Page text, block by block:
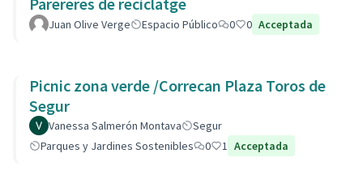
Juan Olive Verge Espacio Público 0 0 Acceptada
Picnic zona verde /Correcan Plaza Toros de
Segur
Vanessa Salmerón Montava
Segur
Parques y Jardines Sostenibles
0 1 Acceptada